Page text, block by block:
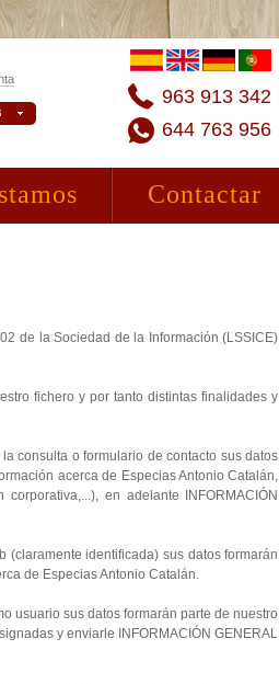
963 913 342
644 763 956
Contactar
de la Sociedad de la Información (LSSICE)
fichero y por tanto distintas finalidades y
consulta o formulario de contacto sus datos
acerca de Especias Antonio Catalán,
en adelante INFORMACIÓN
identificada) sus datos formarán
de Especias Antonio Catalán.
usuario sus datos formarán parte de nuestro
y enviarle INFORMACIÓN GENERAL